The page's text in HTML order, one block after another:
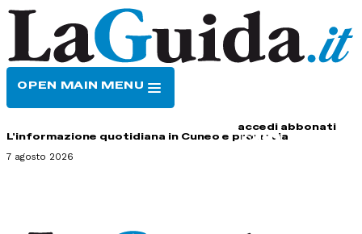
OPEN MAIN MENU
accedi abbonati
L'informazione quotidiana in Cuneo e provincia
7 agosto 2026